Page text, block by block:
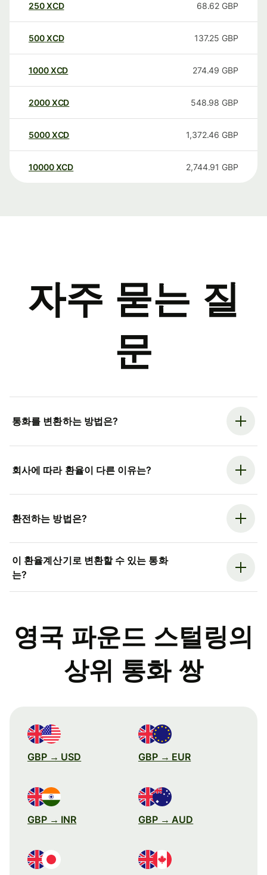
250XCD 68.62 GBP
500XCD 137.25 GBP
1000XCD 274.49 GBP
2000XCD 548.98 GBP
5000XCD 1,372.46 GBP
10000 XCD 2,744.91 GBP
자주 묻는 질
문
통화를 변환하는 방법은?
회사에 따라 환율이 다른 이유는?
환전하는 방법은?
이 환율계산기로 변환할 수 있는 통화
는?
영국 파운드 스털링의
상위 통화 쌍
GBP → USD GBP → EUR
GBP → INR GBP → AUD